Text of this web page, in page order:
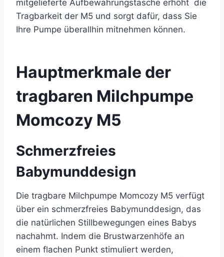
mitgelieferte Aufbewahrungstasche erhöht die
Tragbarkeit der M5 und sorgt dafür, dass Sie
Ihre Pumpe überallhin mitnehmen können.
Hauptmerkmale der
tragbaren Milchpumpe
Momcozy M5
Schmerzfreies
Babymunddesign
Die tragbare Milchpumpe Momcozy M5 verfügt
über ein schmerzfreies Babymunddesign, das
die natürlichen Stillbewegungen eines Babys
nachahmt. Indem die Brustwarzenhöfe an
einem flachen Punkt stimuliert werden,